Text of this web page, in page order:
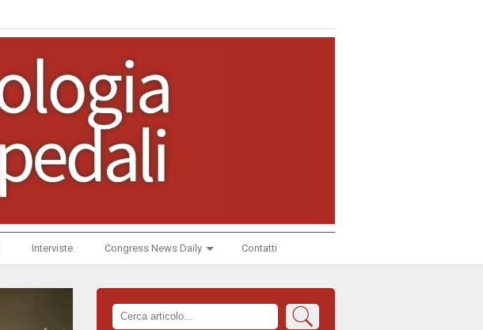
Interviste Congress News Daily Contatti